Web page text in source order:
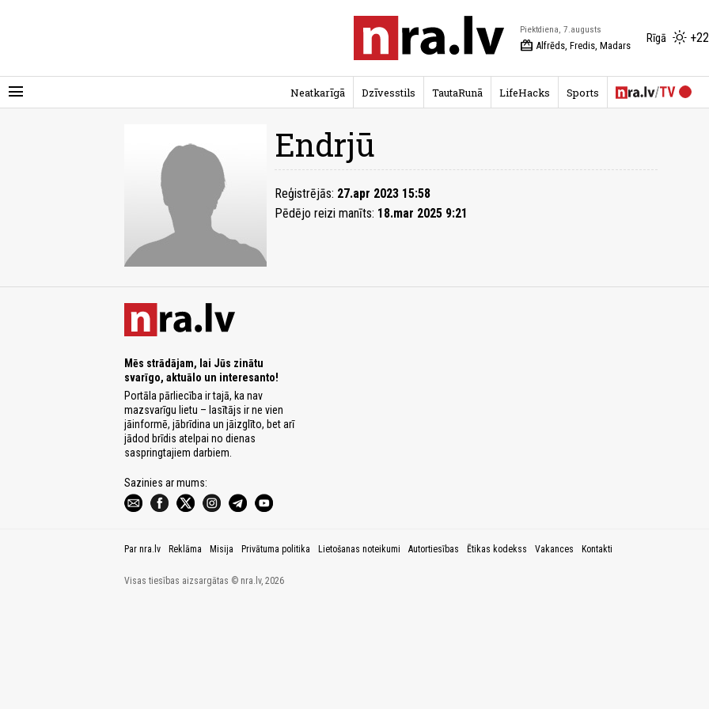
menu
Piektdiena, 7.augusts
redeem Alfrēds, Fredis, Madars
Rīgā
Neatkarīgā Dzīvesstils TautaRunā LifeHacks Sports
Endrjū
Reģistrējās: 27.apr 2023 15:58
Pēdējo reizi manīts: 18.mar 2025 9:21
Mēs strādājam, lai Jūs zinātu
svarīgo, aktuālo un interesanto!
Portāla pārliecība ir tajā, ka nav
mazsvarīgu lietu – lasītājs ir ne vien
jāinformē, jābrīdina un jāizglīto, bet arī
jādod brīdis atelpai no dienas
saspringtajiem darbiem.
Sazinies ar mums:
Par nra.lv Reklāma Misija Privātuma politika Lietošanas noteikumi Autortiesības Ētikas kodekss Vakances Kontakti
Visas tiesības aizsargātas © nra.lv, 2026